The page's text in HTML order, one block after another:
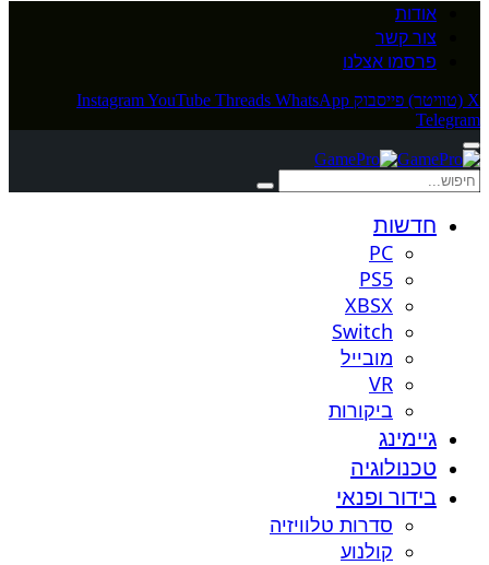
אודות
צור קשר
פרסמו אצלנו
X (טוויטר) פייסבוק InstagramYouTube Threads WhatsApp
Telegram
חדשות
PC
PS5
XBSX
Switch
מובייל
VR
ביקורות
גיימינג
טכנולוגיה
בידור ופנאי
סדרות טלוויזיה
קולנוע